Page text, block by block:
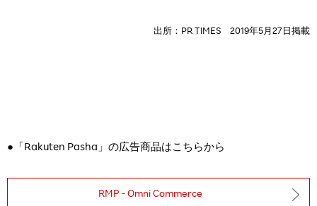
出所：PR TIMES 2019年5月27日掲載
●「Rakuten Pasha」の広告商品はこちらから
RMP - Omni Commerce